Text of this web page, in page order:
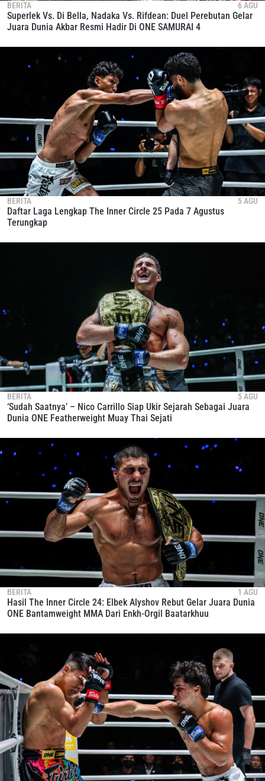
BERITA 6 AGU
Superlek Vs. Di Bella, Nadaka Vs. Rifdean: Duel Perebutan Gelar
Juara Dunia Akbar Resmi Hadir Di ONE SAMURAI 4
BERITA 5 AGU
Daftar Laga Lengkap The Inner Circle 25 Pada 7 Agustus
Terungkap
BERITA 5 AGU
‘Sudah Saatnya’ – Nico Carrillo Siap Ukir Sejarah Sebagai Juara
Dunia ONE Featherweight Muay Thai Sejati
BERITA 1 AGU
Hasil The Inner Circle 24: Elbek Alyshov Rebut Gelar Juara Dunia
ONE Bantamweight MMA Dari Enkh-Orgil Baatarkhuu